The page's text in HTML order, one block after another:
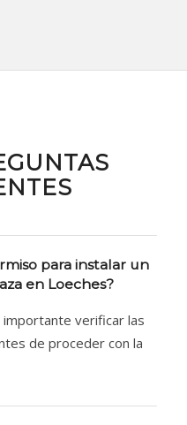
para instalar un
en Loeches?
importante verificar las
de proceder con la